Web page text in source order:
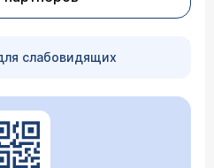
слабовидящих